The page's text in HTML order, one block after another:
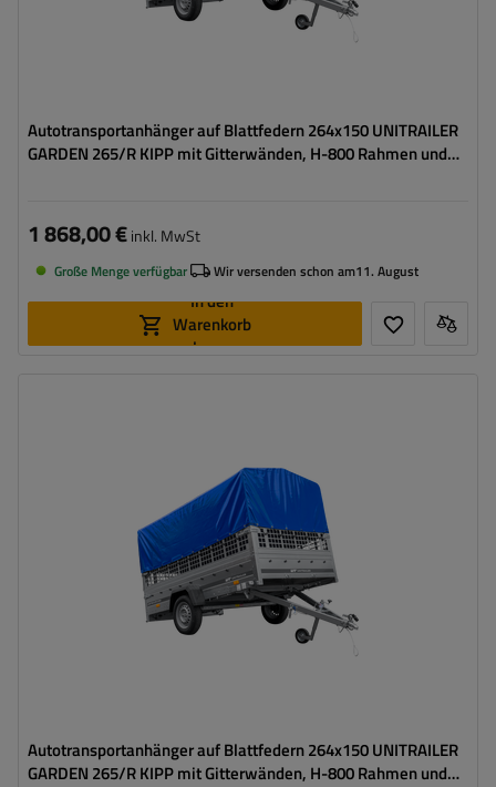
Autotransportanhänger auf Blattfedern 264x150 UNITRAILER
GARDEN 265/R KIPP mit Gitterwänden, H-800 Rahmen und
1 868,00 €inkl. MwSt
Große Menge verfügbar Wir versenden schon am11. August
In den
Warenkorb
legen
Autotransportanhänger auf Blattfedern 264x150 UNITRAILER
GARDEN 265/R KIPP mit Gitterwänden, H-800 Rahmen und
2643 mm
1499 mm
Größte Transportfläche
hohe Tragfähigkeit